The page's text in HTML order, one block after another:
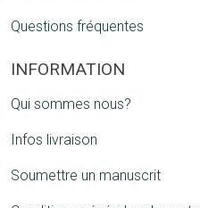
Questions fréquentes
INFORMATION
Qui sommes nous?
Infos livraison
Soumettre un manuscrit